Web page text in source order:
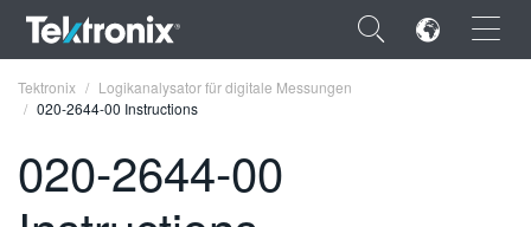
×
Tektronix
Logikanalysator für digitale Messungen
020-2644-00 Instructions
020-2644-00